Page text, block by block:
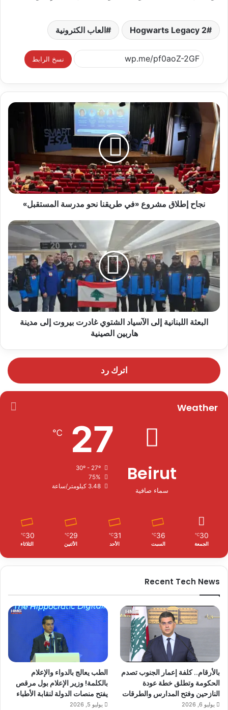
Hogwarts Legacy 2 العاب الكترونية
نسخ الرابط
نجاح إطلاق مشروع «في طريقنا نحو مدرسة المستقبل»
البعثة اللبنانية إلى الآسياد الشتوي غادرت بيروت إلى مدينة
هاربين الصينية
اترك رد
Weather
Beirut
سماء صافية
27
℃
30º - 27º
75%
3.48 كيلومتر/ساعة
30
℃
الجمعة
36
℃
السبت
31
℃
الأحد
29
℃
الأثنين
30
℃
الثلاثاء
Recent Tech News
بالأرقام.. كلفة إعمار الجنوب تصدم
الحكومة وتطلق خطة عودة
النازحين وفتح المدارس والطرقات
يوليو 6, 2026
الطب يعالج بالدواء والإعلام
بالكلمة! وزير الإعلام بول مرقص
يفتح منصات الدولة لنقابة الأطباء
يوليو 5, 2026